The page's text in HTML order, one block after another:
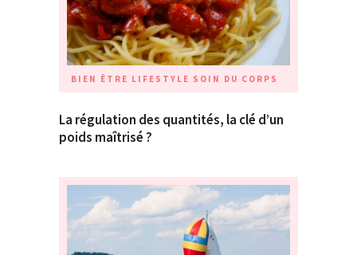
BIEN ÊTRE LIFESTYLE SOIN DU CORPS
La régulation des quantités, la clé d’un
poids maîtrisé ?